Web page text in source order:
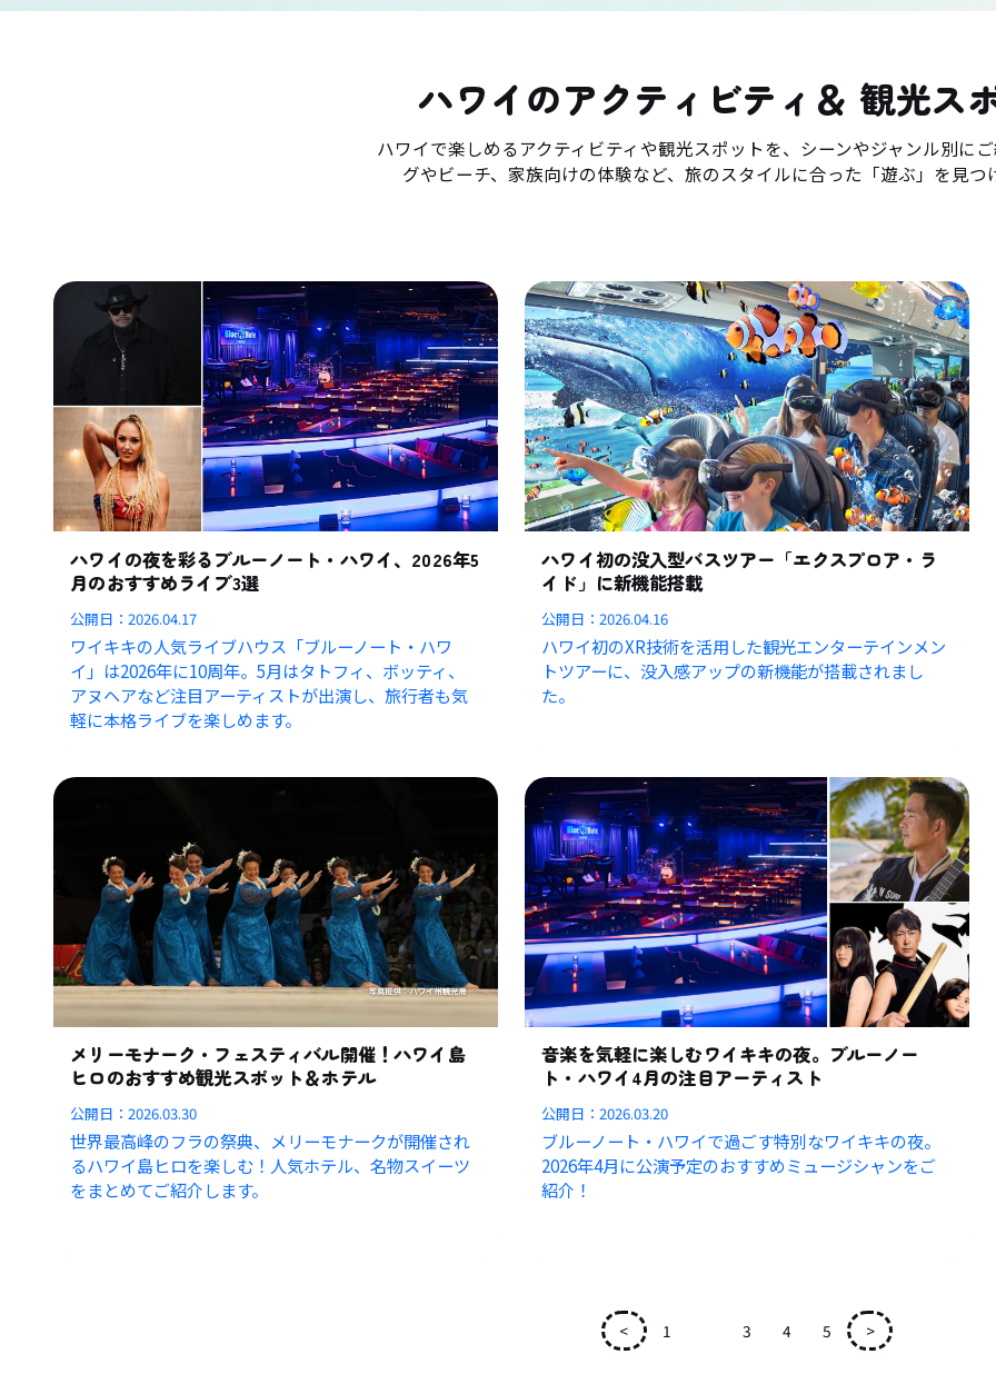
ハワイのアクティビティ＆ 観光ス
ハワイで楽しめるアクティビティや観光スポットを、シーンやジャンル別に
グやビーチ、家族向けの体験など、旅のスタイルに合った「遊ぶ」を見つ
ハワイの夜を彩るブルーノート・ハワイ、2026年5
月のおすすめライブ3選
公開日：2026.04.17
ワイキキの人気ライブハウス「ブルーノート・ハワ
イ」は2026年に10周年。5月はタトフィ、ボッティ、
アヌヘアなど注目アーティストが出演し、旅行者も気
軽に本格ライブを楽しめます。
ハワイ初の没入型バスツアー「エクスプロア・ラ
イド」に新機能搭載
公開日：2026.04.16
ハワイ初のXR技術を活用した観光エンターテインメン
トツアーに、没入感アップの新機能が搭載されまし
た。
メリーモナーク・フェスティバル開催！ハワイ島
ヒロのおすすめ観光スポット＆ホテル
公開日：2026.03.30
世界最高峰のフラの祭典、メリーモナークが開催され
るハワイ島ヒロを楽しむ！人気ホテル、名物スイーツ
をまとめてご紹介します。
音楽を気軽に楽しむワイキキの夜。ブルーノー
ト・ハワイ4月の注目アーティスト
公開日：2026.03.20
ブルーノート・ハワイで過ごす特別なワイキキの夜。
2026年4月に公演予定のおすすめミュージシャンをご
紹介！
< 1 3 4 5 >